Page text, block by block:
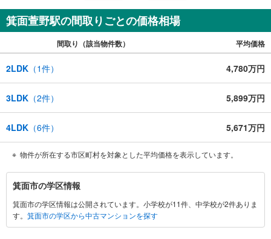
なタイミングなどご提案させて頂きます。
箕面萱野駅の間取りごとの価格相場
間取り（該当物件数） 平均価格
2LDK （1件） 4,780万円
3LDK （2件） 5,899万円
4LDK （6件） 5,671万円
物件が所在する市区町村を対象とした平均価格を表示しています。
箕
面
市
に
箕面市の学区情報
箕面市の学区情報は公開されています。小学校が11件、中学校が2件ありま
す。 箕面市の学区から中古マンションを探す